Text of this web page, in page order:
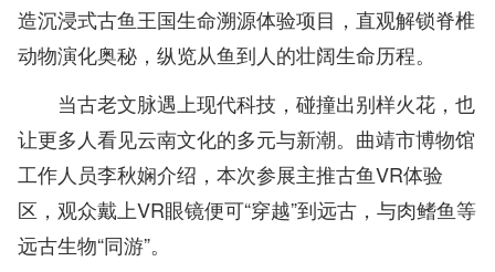
造沉浸式古鱼王国生命溯源体验项目，直观解锁脊椎
动物演化奥秘，纵览从鱼到人的壮阔生命历程。
当古老文脉遇上现代科技，碰撞出别样火花，也
让更多人看见云南文化的多元与新潮。曲靖市博物馆
工作人员李秋娴介绍，本次参展主推古鱼VR体验
区，观众戴上VR眼镜便可“穿越”到远古，与肉鳍鱼等
远古生物“同游”。